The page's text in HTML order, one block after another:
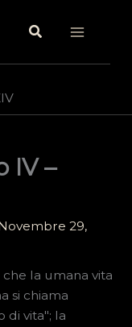
Cerca
IV –
29,
la umana vita
si chiama
di vita"; la